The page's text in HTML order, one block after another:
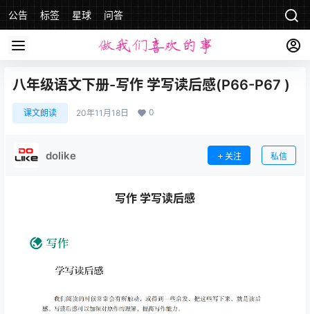
公告 标签 星球 问答
八年级语文下册-写作 学写读后感(P66-P67 )
课文朗读 20年11月18日 0
dolike 关注 私信
写作 学写读后感